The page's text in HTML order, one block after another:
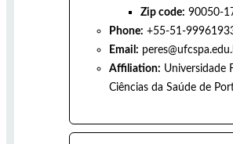
Zip code: 90050-
Phone: +55-51-
Email:
Affiliation: Universidade
Ciências da Saúde de